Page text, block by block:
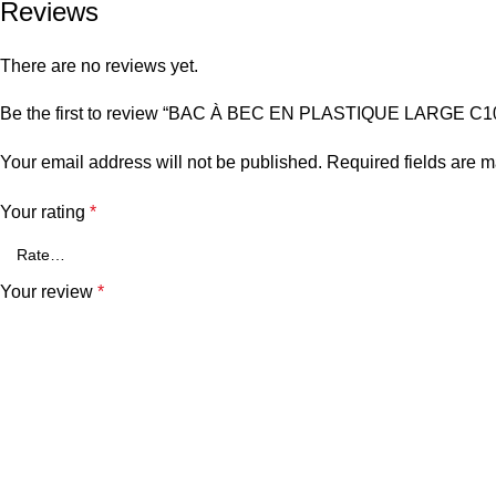
Reviews
There are no reviews yet.
Be the first to review “BAC À BEC EN PLASTIQUE LARGE
Your email address will not be published. Required fields are
Your rating *
Your review *